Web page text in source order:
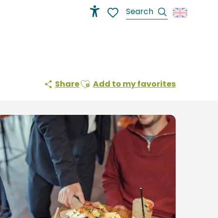
Search
ShareAjouter aux favoris
Add to my favorites